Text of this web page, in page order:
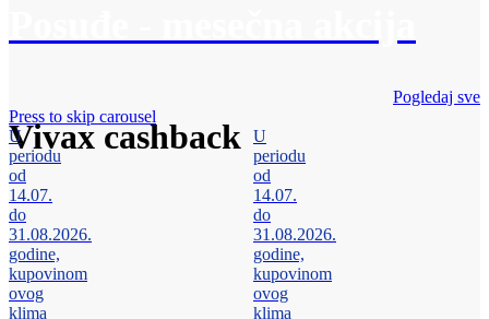
Vivax cashback
Pogledaj sve
Press to skip carousel
U
periodu
od
14.07.
do
31.08.2026.
godine,
kupovinom
ovog
klima
U
periodu
od
14.07.
do
31.08.2026.
godine,
kupovinom
ovog
klima